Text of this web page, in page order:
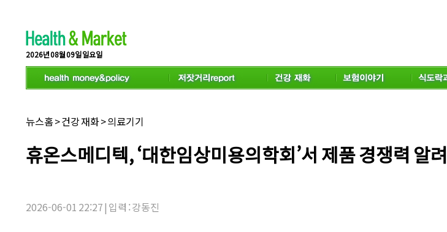
2026년 08월 09일 일요일
채
널
뉴스홈>건강 재화>의료기기
기
사
제
휴온스메디텍, ‘대한임상미용의학회’서 제품 경쟁력 알려
2026-06-01 22:27 | 입력 : 강동진